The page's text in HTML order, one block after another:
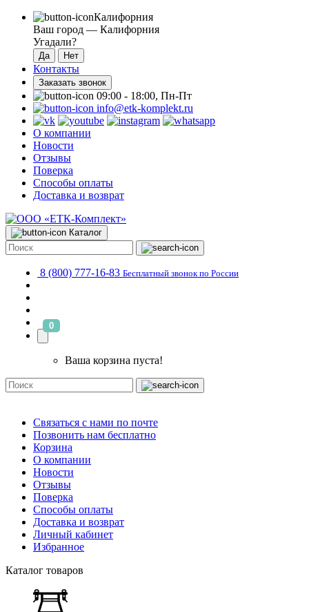
Калифорния
Ваш город — Калифорния
Угадали?
Контакты
Заказать звонок
09:00 - 18:00, Пн-Пт
info@etk-komplekt.ru
О компании
Новости
Отзывы
Поверка
Способы оплаты
Доставка и возврат
Каталог
8 (800) 777-16-83 Бесплатный звонок по России
0
Ваша корзина пуста!
Связаться с нами по почте
Позвонить нам бесплатно
Корзина
О компании
Новости
Отзывы
Поверка
Способы оплаты
Доставка и возврат
Личный кабинет
Избранное
Каталог товаров